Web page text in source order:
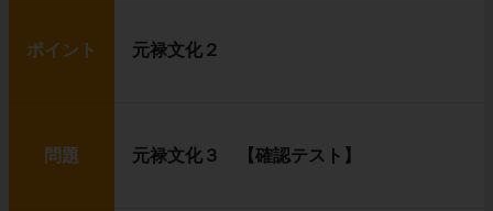
ポイント 元禄文化２
問題 元禄文化３ 【確認テスト】